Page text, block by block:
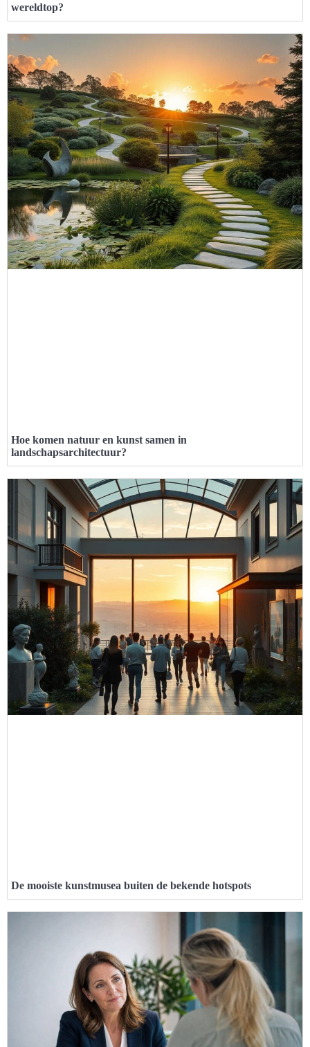
wereldtop?
Hoe komen natuur en kunst samen in
landschapsarchitectuur?
De mooiste kunstmusea buiten de bekende hotspots